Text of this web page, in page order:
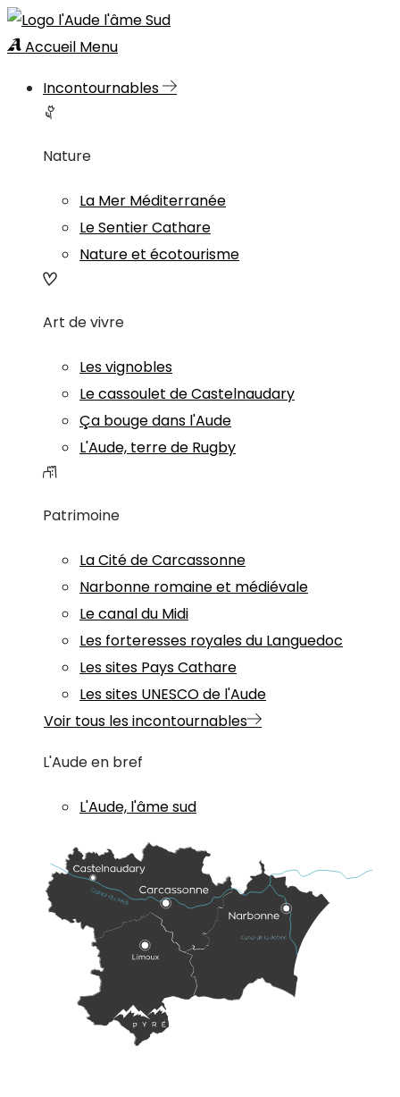
Accueil Menu
Incontournables
Nature
La Mer Méditerranée
Le Sentier Cathare
Nature et écotourisme
Art de vivre
Les vignobles
Le cassoulet de Castelnaudary
Ça bouge dans l'Aude
L'Aude, terre de Rugby
Patrimoine
La Cité de Carcassonne
Narbonne romaine et médiévale
Le canal du Midi
Les forteresses royales du Languedoc
Les sites Pays Cathare
Les sites UNESCO de l'Aude
Voir tous les incontournables
L'Aude en bref
L'Aude, l'âme sud